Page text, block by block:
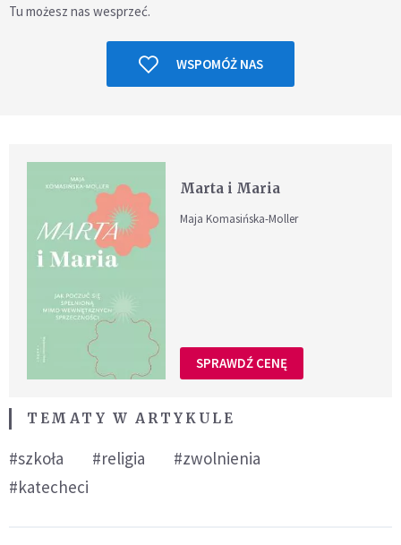
Tu możesz nas wesprzeć.
WSPOMÓŻ NAS
Marta i Maria
Maja Komasińska-Moller
SPRAWDŹ CENĘ
TEMATY W ARTYKULE
#szkoła #religia
#zwolnienia
#katecheci